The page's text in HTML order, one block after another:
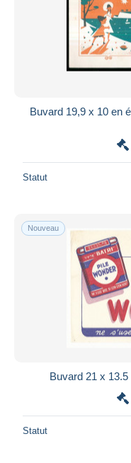
Buvard 19,9 x 10 en
Statut
Nouveau
Buvard 21 x
Statut